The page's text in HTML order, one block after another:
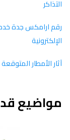
التذاكر
رقم ارامكس جدة
الإلكترونية
آثار الأمطار
مواضيع